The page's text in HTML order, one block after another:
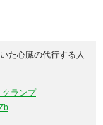
た心臓の代行する人
クランプ